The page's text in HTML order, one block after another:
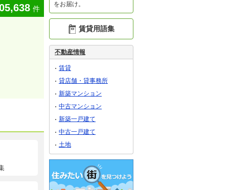
件
をお届け。
賃貸用語集
不動産情報
賃貸
貸店舗・貸事務所
新築マンション
中古マンション
新築一戸建て
中古一戸建て
土地